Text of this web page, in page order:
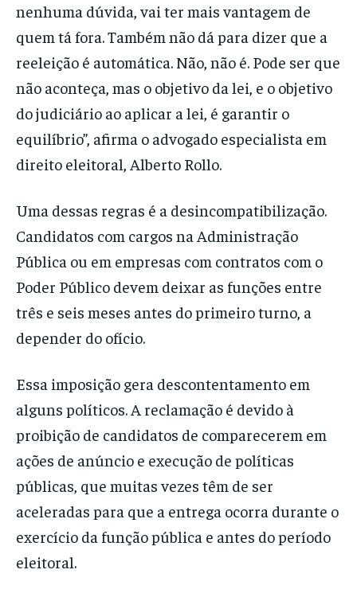
nenhuma dúvida, vai ter mais vantagem de
quem tá fora. Também não dá para dizer que a
reeleição é automática. Não, não é. Pode ser que
não aconteça, mas o objetivo da lei, e o objetivo
do judiciário ao aplicar a lei, é garantir o
equilíbrio”, afirma o advogado especialista em
direito eleitoral, Alberto Rollo.
Uma dessas regras é a desincompatibilização.
Candidatos com cargos na Administração
Pública ou em empresas com contratos com o
Poder Público devem deixar as funções entre
três e seis meses antes do primeiro turno, a
depender do ofício.
Essa imposição gera descontentamento em
alguns políticos. A reclamação é devido à
proibição de candidatos de comparecerem em
ações de anúncio e execução de políticas
públicas, que muitas vezes têm de ser
aceleradas para que a entrega ocorra durante o
exercício da função pública e antes do período
eleitoral.